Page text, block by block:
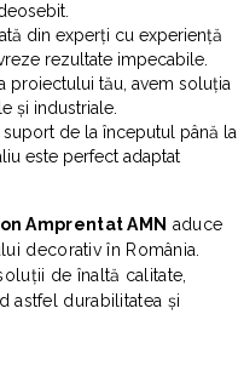
din experți cu experiență
rezultate impecabile.
proiectului tău, avem soluția
și industriale.
de la începutul până la
este perfect adaptat
Amprentat AMN aduce
decorativ în România.
de înaltă calitate,
astfel durabilitatea și